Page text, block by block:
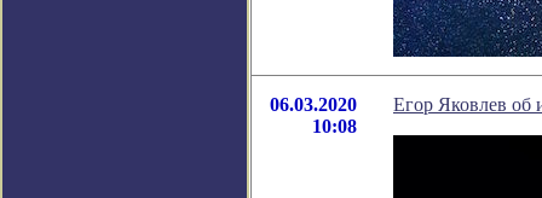
06.03.2020
10:08
Егор Яковлев об